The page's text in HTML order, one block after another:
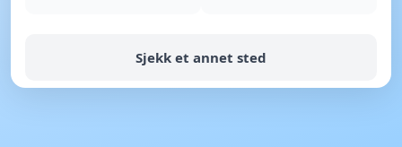
Sjekk et annet sted